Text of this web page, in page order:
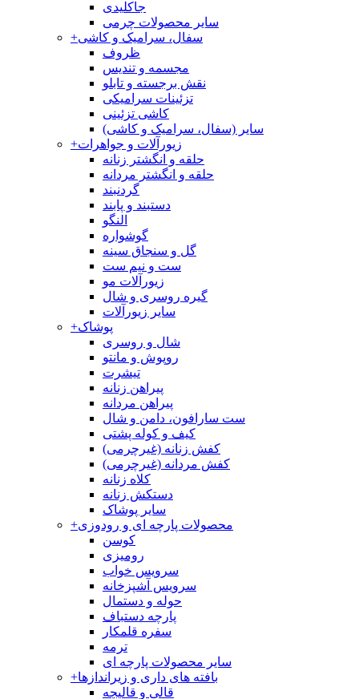
جاکلیدی
سایر محصولات چرمی
+سفال، سرامیک و کاشی
ظروف
مجسمه و تندیس
نقش برجسته و تابلو
تزئینات سرامیکی
کاشی تزئینی
سایر (سفال، سرامیک و کاشی)
+زیورآلات و جواهرات
حلقه و انگشتر زنانه
حلقه و انگشتر مردانه
گردنبند
دستبند و پابند
النگو
گوشواره
گل و سنجاق سینه
ست و نیم ست
زیورآلات مو
گیره روسری و شال
سایر زیورآلات
+پوشاک
شال و روسری
روپوش و مانتو
تیشرت
پیراهن زنانه
پیراهن مردانه
ست سارافون، دامن و شال
کیف و کوله پشتی
کفش زنانه (غیرچرمی)
کفش مردانه (غیرچرمی)
کلاه زنانه
دستکش زنانه
سایر پوشاک
+محصولات پارچه ای و رودوزی
کوسن
رومیزی
سرویس خواب
سرویس آشپزخانه
حوله و دستمال
پارچه دستباف
سفره قلمکار
ترمه
سایر محصولات پارچه ای
+بافته های داری و زیراندازها
قالی و قالیچه